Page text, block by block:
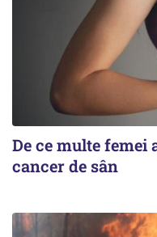
De ce multe femei
cancer de sân